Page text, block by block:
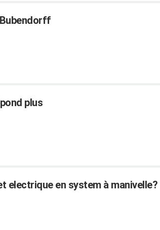
plus
electrique en system à manivelle?